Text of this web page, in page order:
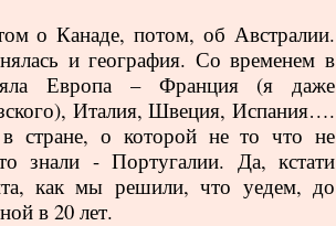
о Канаде, потом, об Австралии.
и география. Со временем в
Европа – Франция (я даже
Италия, Швеция, Испания….
стране, о которой не то что не
знали - Португалии. Да, кстати
как мы решили, что уедем, до
в 20 лет.